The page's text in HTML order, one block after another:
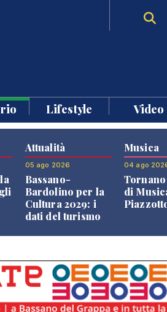
Lifestyle Video
Attualità
05 ago 2026
Bassano-
Bardolino per la
Cultura 2029: i
dati del turismo
Musica
04 ago
di